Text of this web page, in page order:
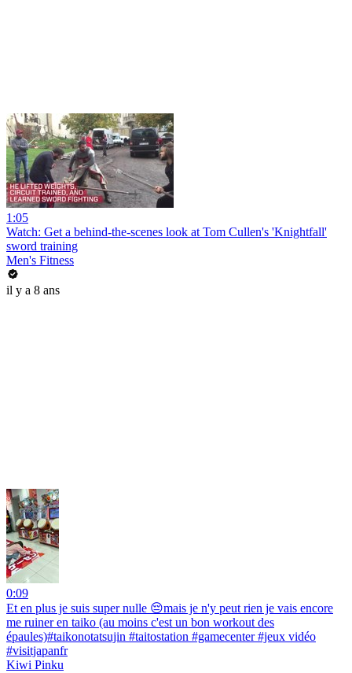
1:05
Watch: Get a behind-the-scenes look at Tom Cullen's 'Knightfall'
sword training
Men's Fitness
il y a 8 ans
0:09
Et en plus je suis super nulle 😔mais je n'y peut rien je vais encore
me ruiner en taiko (au moins c'est un bon workout des
épaules)#taikonotatsujin #taitostation #gamecenter #jeux vidéo
#visitjapanfr
Kiwi Pinku